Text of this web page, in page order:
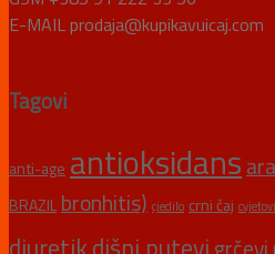
E-MAIL prodaja@kupikavuicaj.com
Tagovi
anti-age antioksidans
BRAZIL bronhitis) cjedilo crni čaj
diuretikdišni putevi